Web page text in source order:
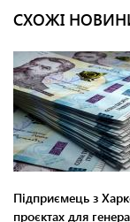
СХОЖІ
Підприємець з
проєктах для